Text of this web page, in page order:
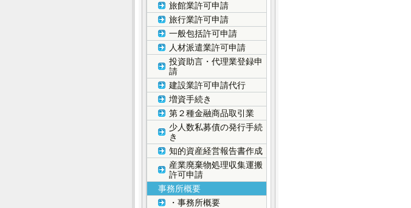
旅館業許可申請
旅行業許可申請
一般包括許可申請
人材派遣業許可申請
投資助言・代理業登録申
請
建設業許可申請代行
増資手続き
第２種金融商品取引業
少人数私募債の発行手続
き
知的資産経営報告書作成
産業廃棄物処理収集運搬
許可申請
事務所概要
・事務所概要